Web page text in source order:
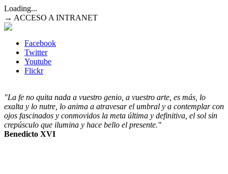
Loading...
→ ACCESO A INTRANET
Facebook
Twitter
Youtube
Flickr
"La fe no quita nada a vuestro genio, a vuestro arte, es más, lo
exalta y lo nutre, lo anima a atravesar el umbral y a contemplar con
ojos fascinados y conmovidos la meta última y definitiva, el sol sin
crepúsculo que ilumina y hace bello el presente."
Benedicto XVI